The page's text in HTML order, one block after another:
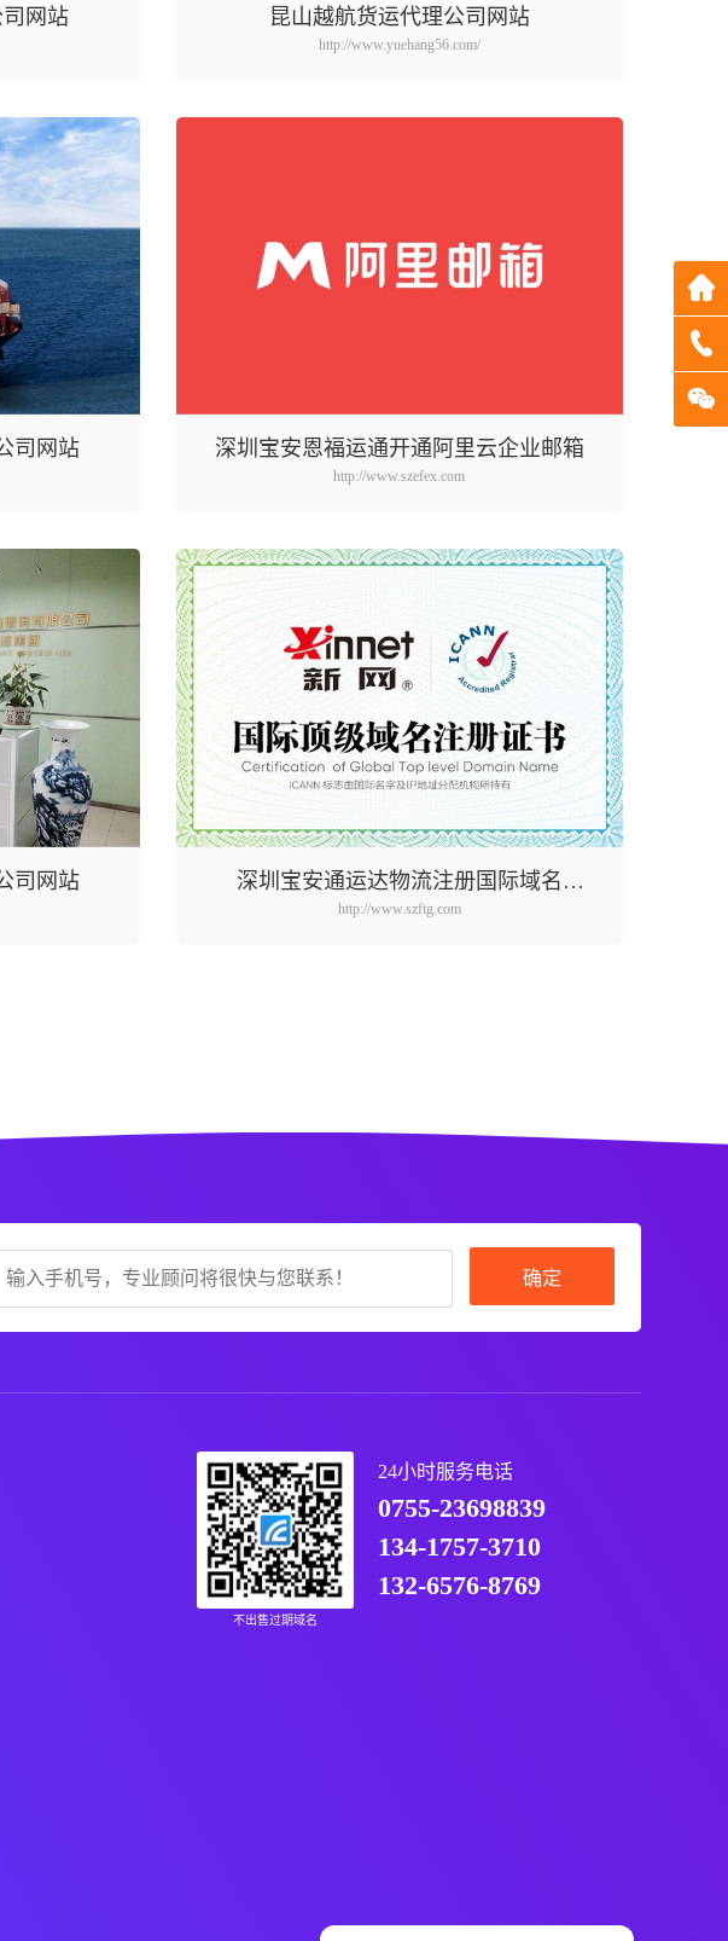
网站 昆山越航货运代理公司网站
http://www.yuehang56.com/
司网站 深圳宝安恩福运通开通阿里云企业邮箱
http://www.szefex.com
司网站
深圳宝安通运达物流注册国际域名
szftg.com
http://www.szftg.com
确定
不出售过期域名
24小时服务电话
0755-23698839
134-1757-3710
132-6576-8769